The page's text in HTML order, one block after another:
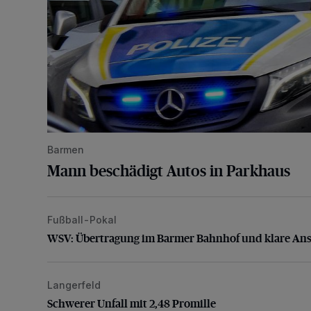
Barmen
Mann beschädigt Autos in Parkhaus
WSV: Übertragung im Barmer Bahnhof und klare
Fußball-Pokal
WSV: Übertragung im Barmer Bahnhof und klare
Schwerer Unfall mit 2,48 Promille
Langerfeld
Schwerer Unfall mit 2,48 Promille